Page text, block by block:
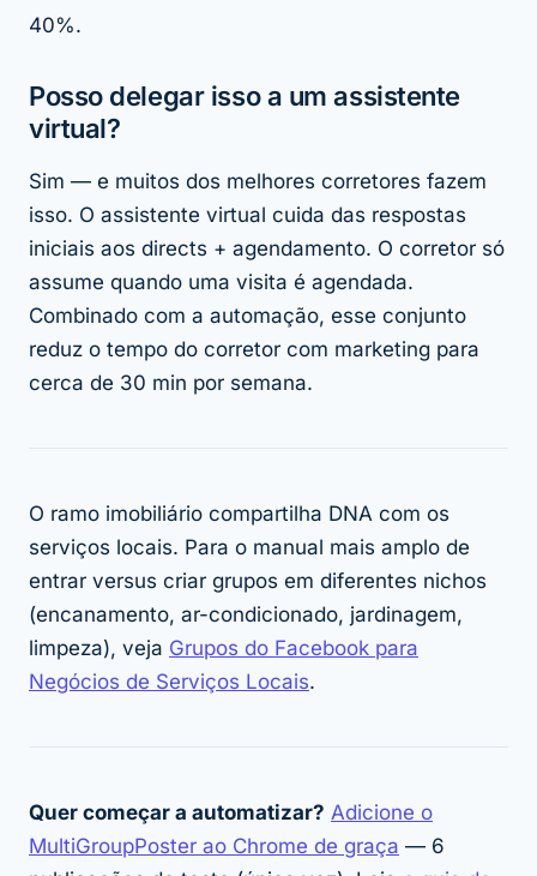
40%.
Posso delegar isso a um assistente
virtual?
Sim — e muitos dos melhores corretores fazem
isso. O assistente virtual cuida das respostas
iniciais aos directs + agendamento. O corretor só
assume quando uma visita é agendada.
Combinado com a automação, esse conjunto
reduz o tempo do corretor com marketing para
cerca de 30 min por semana.
O ramo imobiliário compartilha DNA com os
serviços locais. Para o manual mais amplo de
entrar versus criar grupos em diferentes nichos
(encanamento, ar-condicionado, jardinagem,
limpeza), veja Grupos do Facebook para
Negócios de Serviços Locais.
Quer começar a automatizar? Adicione o
MultiGroupPoster ao Chrome de graça — 6